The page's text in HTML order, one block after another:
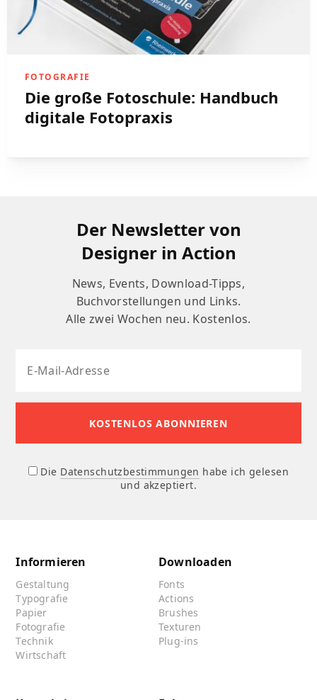
FOTOGRAFIE
Die große Fotoschule: Handbuch
digitale Fotopraxis
Der Newsletter von
Designer in Action
News, Events, Download-Tipps,
Buchvorstellungen und Links.
Alle zwei Wochen neu. Kostenlos.
Die Datenschutzbestimmungen habe ich gelesen
und akzeptiert.
Informieren
Gestaltung
Typografie
Papier
Fotografie
Technik
Wirtschaft
Downloaden
Fonts
Actions
Brushes
Texturen
Plug-ins